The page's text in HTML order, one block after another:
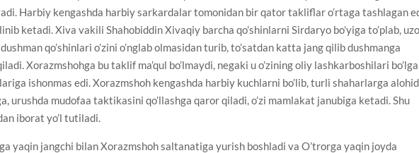
Harbiy kengashda harbiy sarkardalar tomonidan bir qator takliflar o’rtaga tashlagan
ketadi. Xiva vakili Shahobiddin Xivaqiy barcha qo’shinlarni Sirdaryo bo’yiga to’plab,
qo’shinlari o’zini o’nglab olmasidan turib, to’satdan katta jang qilib dushmanga
Xorazmshohga bu taklif ma’qul bo’lmaydi, negaki u o’zining oliy lashkarboshilari
ishonmas edi. Xorazmshoh kengashda harbiy kuchlarni bo’lib, turli shaharlarga
urushda mudofaa taktikasini qo’llashga qaror qiladi, o’zi mamlakat janubiga ketadi. Shu
iborat yo’l tutiladi.
yaqin jangchi bilan Xorazmshoh saltanatiga yurish boshladi va O’trorga yaqin joyda